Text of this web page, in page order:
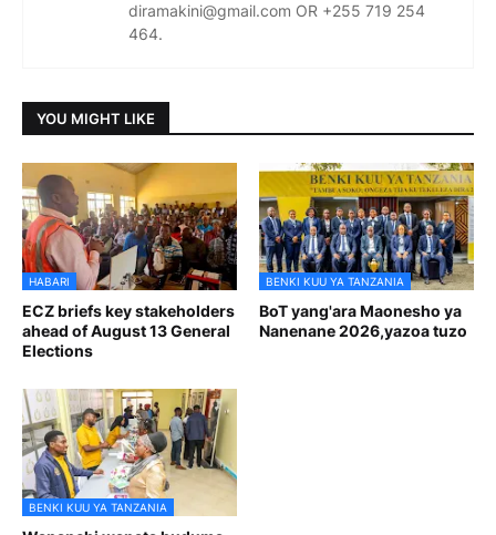
diramakini@gmail.com OR +255 719 254
464.
YOU MIGHT LIKE
HABARI
ECZ briefs key stakeholders
ahead of August 13 General
Elections
BENKI KUU YA TANZANIA
BoT yang'ara Maonesho ya
Nanenane 2026,yazoa tuzo
BENKI KUU YA TANZANIA